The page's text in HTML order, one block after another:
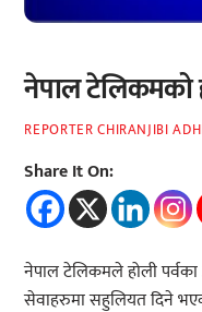
नेपाल टेलिकमको
REPORTER CHIRANJIBI
Share It On:
नेपाल टेलिकमले होली
सेवाहरुमा सहुलियत दिने